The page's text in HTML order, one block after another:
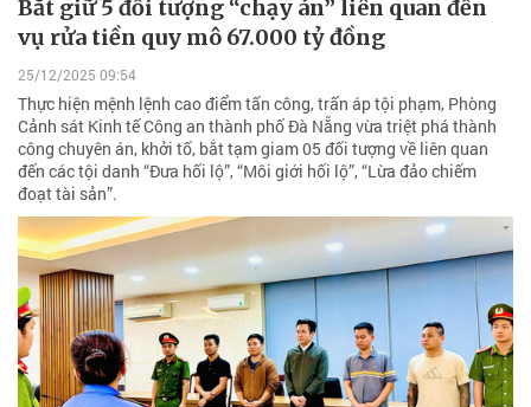
Bắt giữ 5 đối tượng “chạy án” liên quan đến
vụ rửa tiền quy mô 67.000 tỷ đồng
25/12/2025 09:54
Thực hiện mệnh lệnh cao điểm tấn công, trấn áp tội phạm, Phòng
Cảnh sát Kinh tế Công an thành phố Đà Nẵng vừa triệt phá thành
công chuyên án, khởi tố, bắt tạm giam 05 đối tượng về liên quan
đến các tội danh “Đưa hối lộ”, “Môi giới hối lộ”, “Lừa đảo chiếm
đoạt tài sản”.